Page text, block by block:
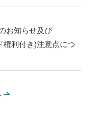
お知らせ及び
権利付き)注意点につ